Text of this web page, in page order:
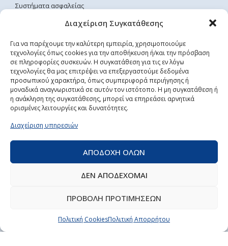
Διαχείριση Συγκατάθεσης
Για να παρέχουμε την καλύτερη εμπειρία, χρησιμοποιούμε
τεχνολογίες όπως cookies για την αποθήκευση ή/και την πρόσβαση
σε πληροφορίες συσκευών. Η συγκατάθεση για τις εν λόγω
τεχνολογίες θα μας επιτρέψει να επεξεργαστούμε δεδομένα
προσωπικού χαρακτήρα, όπως συμπεριφορά περιήγησης ή
μοναδικά αναγνωριστικά σε αυτόν τον ιστότοπο. Η μη συγκατάθεση ή
η ανάκληση της συγκατάθεσης, μπορεί να επηρεάσει αρνητικά
ορισμένες λειτουργίες και δυνατότητες.
Διαχείριση υπηρεσιών
ΑΠΟΔΟΧΗ ΟΛΩΝ
ΔΕΝ ΑΠΟΔΕΧΟΜΑΙ
ΠΡΟΒΟΛΗ ΠΡΟΤΙΜΗΣΕΩΝ
Πολιτική CookiesΠολιτική Απορρήτου
Συστήματα ασφαλείας
Επεξεργασία και καθαρισμός αέρα
ΥΠΗΡΕΣΙΕΣ
Επισκευή ηλεκτρικών και επαγγελματικών συσκευών
Ηλεκτρομηχανολογικές υπηρεσίες
Κλιματισμός
ΧΡΗΣΙΜΕΣ ΣΕΛΙΔΕΣ
Πολιτική Απορρήτου